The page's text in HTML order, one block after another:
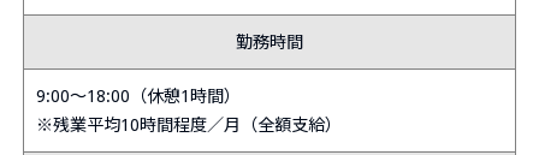
勤務時間
9:00～18:00（休憩1時間）
※残業平均10時間程度／月（全額支給）